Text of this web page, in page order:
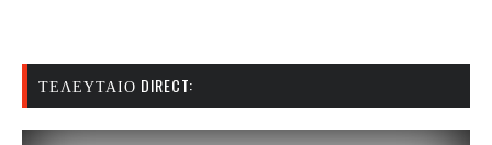
ΤΕΛΕΥΤΑΊΟ DIRECT: